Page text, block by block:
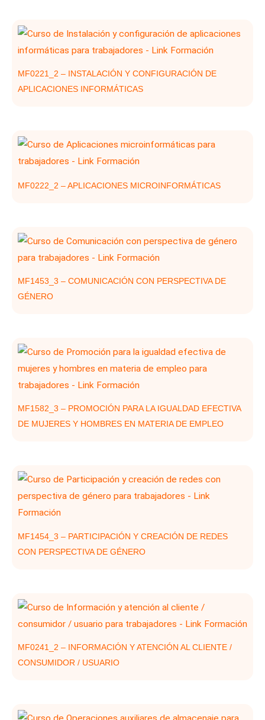
MF0221_2 – INSTALACIÓN Y CONFIGURACIÓN DE
APLICACIONES INFORMÁTICAS
MF0222_2 – APLICACIONES MICROINFORMÁTICAS
MF1453_3 – COMUNICACIÓN CON PERSPECTIVA DE
GÉNERO
MF1582_3 – PROMOCIÓN PARA LA IGUALDAD EFECTIVA
DE MUJERES Y HOMBRES EN MATERIA DE EMPLEO
MF1454_3 – PARTICIPACIÓN Y CREACIÓN DE REDES
CON PERSPECTIVA DE GÉNERO
MF0241_2 – INFORMACIÓN Y ATENCIÓN AL CLIENTE /
CONSUMIDOR / USUARIO